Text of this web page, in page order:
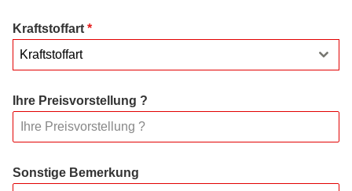
Kraftstoffart *
Kraftstoffart
Ihre Preisvorstellung ?
Sonstige Bemerkung